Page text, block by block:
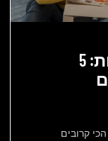
יום כיף לחברות הכי טובות: 5
קרובים